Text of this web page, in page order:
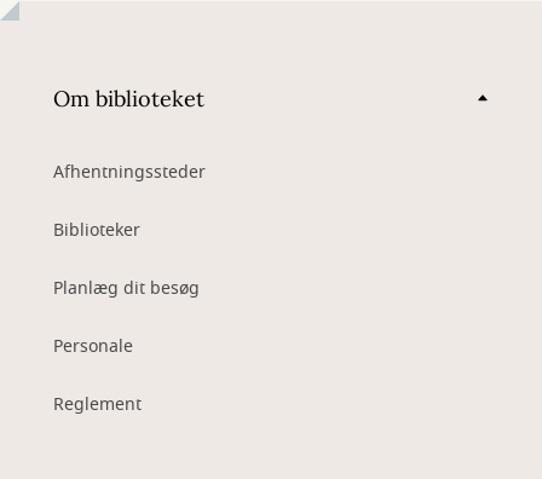
Om biblioteket
Afhentningssteder
Biblioteker
Planlæg dit besøg
Personale
Reglement